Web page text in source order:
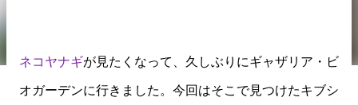
ネコヤナギが見たくなって、久しぶりにギャザリア・ビ
オガーデンに行きました。今回はそこで見つけたキブシ